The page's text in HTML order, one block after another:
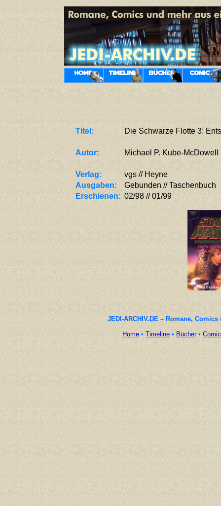
Titel: Die Schwarze Flotte 3:
Autor: Michael P. Kube-McDowell
Verlag:
vgs // Heyne
Ausgaben:
Gebunden // Taschenbuch
Erschienen: 02/98 // 01/99
JEDI-ARCHIV.DE – Romane,
Home •Timeline • Bücher•